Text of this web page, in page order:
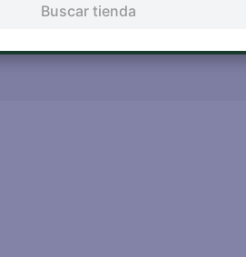
Buscar tienda